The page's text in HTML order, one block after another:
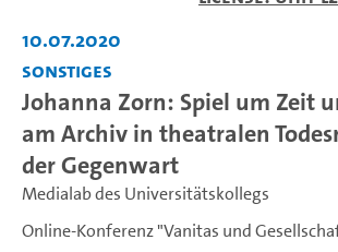
10.07.2020
Sonstiges
Johanna Zorn: Spiel um Zeit
am Archiv in theatralen
der Gegenwart
Medialab des Universitätskollegs
Online-Konferenz "Vanitas und